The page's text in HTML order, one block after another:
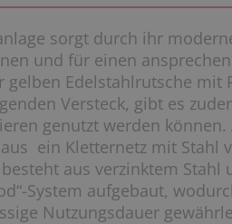
sorgt durch ihr
und für einen
gelben Edelstahlrutsche mit
Versteck, gibt es
genutzt werden
ein Kletternetz mit Stahl
aus verzinktem Stahl
System aufgebaut,
Nutzungsdauer